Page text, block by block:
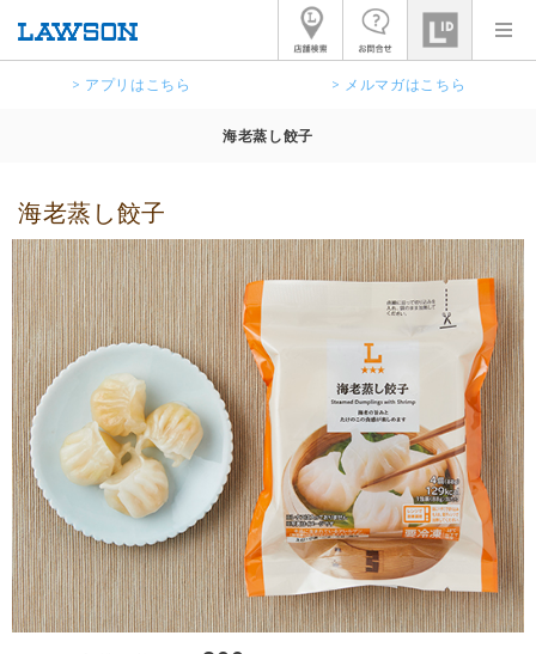
> アプリはこちら > メルマガはこちら
海老蒸し餃子
海老蒸し餃子